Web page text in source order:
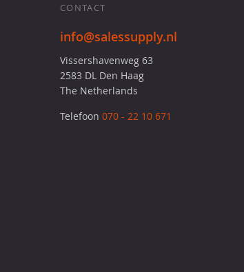
CONTACT
info@salessupply.nl
Vissershavenweg 63
2583 DL Den Haag
The Netherlands
Telefoon 070 - 22 10 671